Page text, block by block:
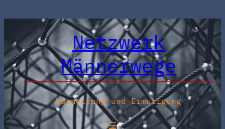
springen
Netzwerk
Männerwege
Vernetzung und Ermutigung